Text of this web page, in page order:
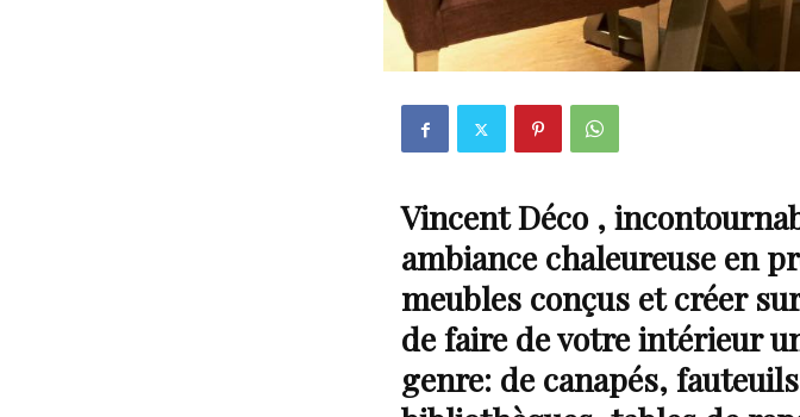
Vincent Déco ,
ambiance chaleureuse en
meubles conçus et créer
de faire de votre intérieur
genre: de canapés,